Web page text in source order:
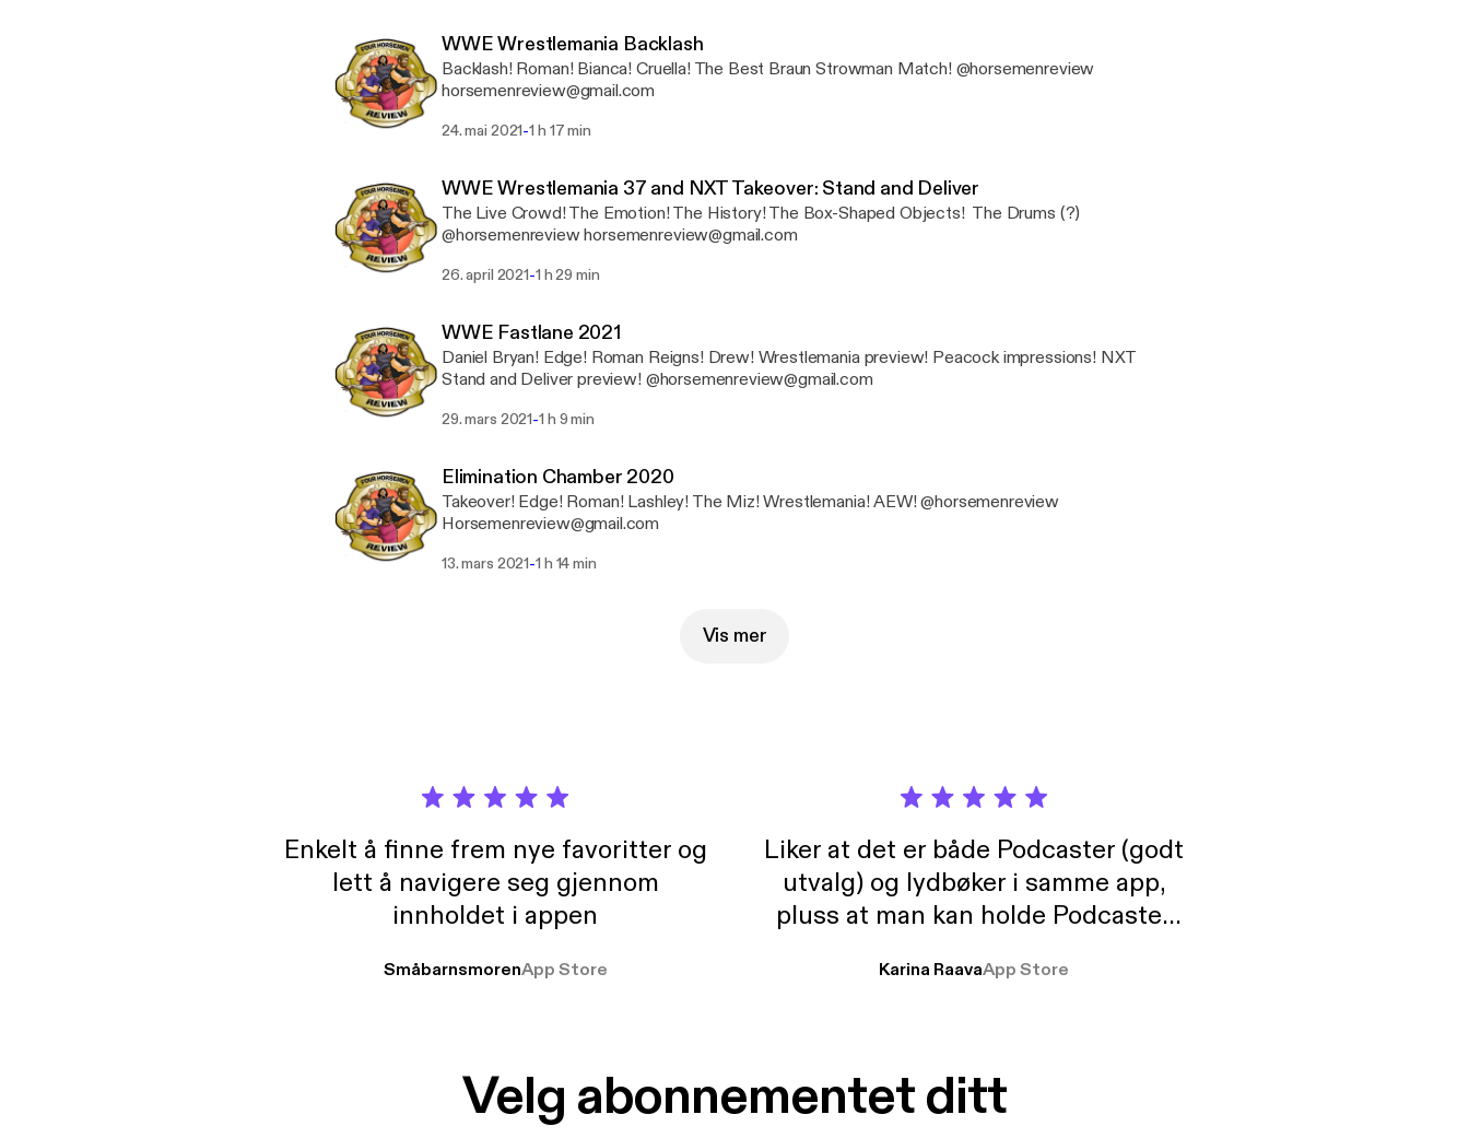
WWE Wrestlemania Backlash
Backlash! Roman! Bianca! Cruella! The Best Braun Strowman Match! @horsemenreview
horsemenreview@gmail.com
24. mai 2021-1 h 17 min
WWE Wrestlemania 37 and NXT Takeover: Stand and Deliver
The Live Crowd! The Emotion! The History! The Box-Shaped Objects! The Drums (?)
@horsemenreview horsemenreview@gmail.com
26. april 2021-1 h 29 min
WWE Fastlane 2021
Daniel Bryan! Edge! Roman Reigns! Drew! Wrestlemania preview! Peacock impressions! NXT
Stand and Deliver preview! @horsemenreview@gmail.com
29. mars 2021-1 h 9 min
Elimination Chamber 2020
Takeover! Edge! Roman! Lashley! The Miz! Wrestlemania! AEW! @horsemenreview
Horsemenreview@gmail.com
13. mars 2021-1 h 14 min
Vis mer
Enkelt å finne frem nye favoritter og
lett å navigere seg gjennom
innholdet i appen
SmåbarnsmorenApp Store
Liker at det er både Podcaster (godt
utvalg) og lydbøker i samme app,
pluss at man kan holde Podcaster
Karina RaavaApp Store
Velg abonnementet ditt